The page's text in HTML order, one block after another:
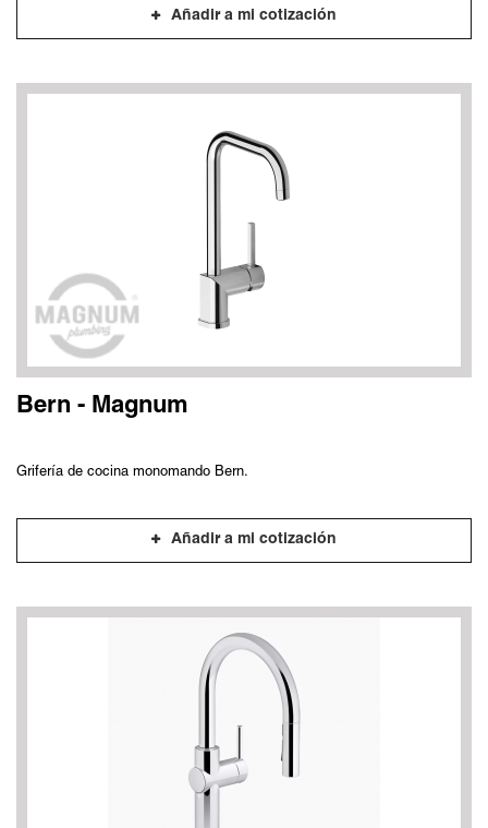
Añadir a mi cotización
Bern - Magnum
Grifería de cocina monomando Bern.
Añadir a mi cotización